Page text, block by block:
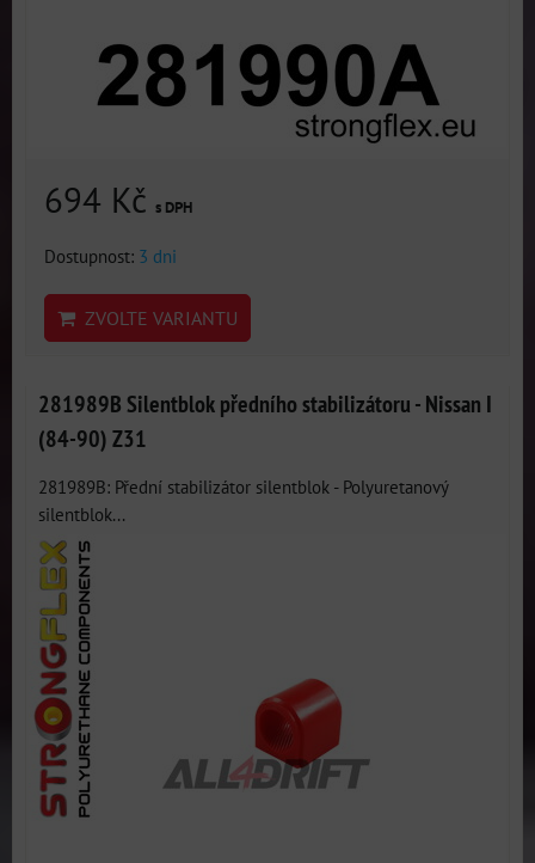
694 Kč s DPH
Dostupnost: 3 dni
ZVOLTE VARIANTU
281989B Silentblok předního stabilizátoru - Nissan I
(84-90) Z31
281989B: Přední stabilizátor silentblok - Polyuretanový
silentblok...